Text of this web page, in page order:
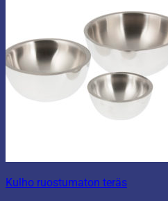
Kulho ruostumaton teräs